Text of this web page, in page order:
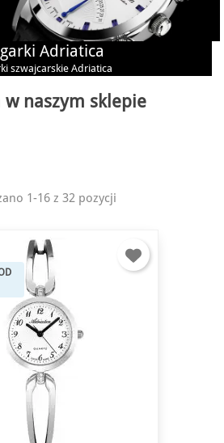
Adriatica
szwajcarskie Adriatica
naszym sklepie
1-16 z 32 pozycji